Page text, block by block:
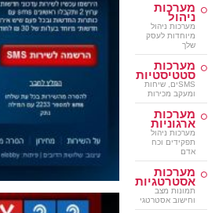
מערכות
ניהול
מערכות ניהול
מיוחדות לעסק
שלך
מערכות
סטטיסטיות
SMSים, שיחות
ומעקב מכירות
מערכות
ארגוניות
מערכות ניהול
תפקידים וכח
אדם
מערכות
אסטרטגיות
תמונות מצב
וחישוב אסטרטגי